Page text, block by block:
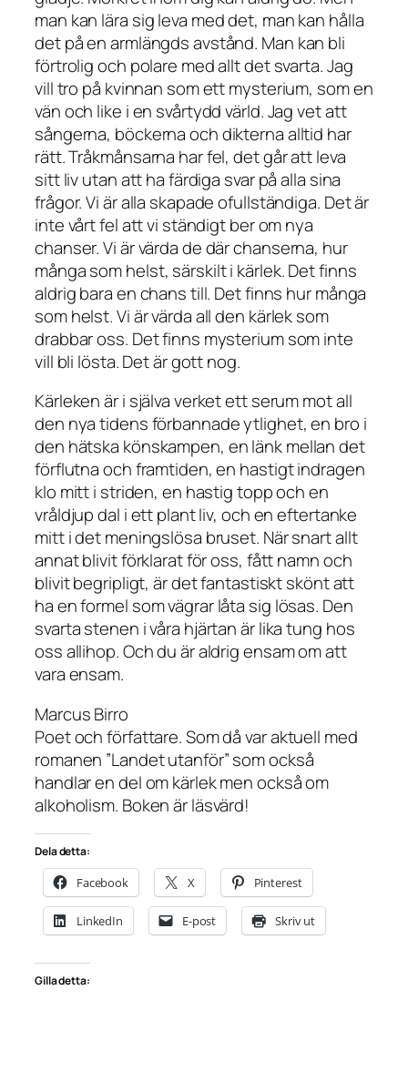
man kan lära sig leva med det, man kan hålla
det på en armlängds avstånd. Man kan bli
förtrolig och polare med allt det svarta. Jag
vill tro på kvinnan som ett mysterium, som en
vän och like i en svårtydd värld. Jag vet att
sångerna, böckerna och dikterna alltid har
rätt. Tråkmånsarna har fel, det går att leva
sitt liv utan att ha färdiga svar på alla sina
frågor. Vi är alla skapade ofullständiga. Det är
inte vårt fel att vi ständigt ber om nya
chanser. Vi är värda de där chanserna, hur
många som helst, särskilt i kärlek. Det finns
aldrig bara en chans till. Det finns hur många
som helst. Vi är värda all den kärlek som
drabbar oss. Det finns mysterium som inte
vill bli lösta. Det är gott nog.
Kärleken är i själva verket ett serum mot all
den nya tidens förbannade ytlighet, en bro i
den hätska könskampen, en länk mellan det
förflutna och framtiden, en hastigt indragen
klo mitt i striden, en hastig topp och en
vråldjup dal i ett plant liv, och en eftertanke
mitt i det meningslösa bruset. När snart allt
annat blivit förklarat för oss, fått namn och
blivit begripligt, är det fantastiskt skönt att
ha en formel som vägrar låta sig lösas. Den
svarta stenen i våra hjärtan är lika tung hos
oss allihop. Och du är aldrig ensam om att
vara ensam.
Marcus Birro
Poet och författare. Som då var aktuell med
romanen ”Landet utanför” som också
handlar en del om kärlek men också om
alkoholism. Boken är läsvärd!
Dela detta:
Facebook X Pinterest
LinkedIn E-post Skriv ut
Gilla detta: